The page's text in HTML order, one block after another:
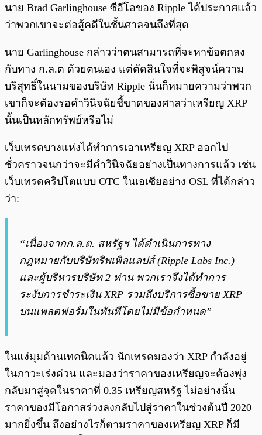
นาย Brad Garlinghouse ซีอีโอของ Ripple ได้ประกาศแล้ว
ว่าพวกเขาจะต่อสู้คดีในชั้นศาลจนถึงที่สุด
นาย Garlinghouse กล่าวว่าตนสามารถที่จะหาข้อตกลง
กับทาง ก.ล.ต ด้วยตนเอง แต่ตัดสินใจที่จะพิสูจน์ความ
บริสุทธิ์ในนามของบริษัท Ripple นั่นก็หมายความว่าพวก
เขาก็จะต้องรอคำวินิจฉัยชี้ขาดของศาลว่าเหรียญ XRP
นั้นเป็นหลักทรัพย์หรือไม่
เว็บเทรดบางแห่งได้ทำการเอาเหรียญ XRP ออกไป
ชั่วคราวจนกว่าจะมีคำวินิจฉัยอย่างเป็นทางการแล้ว เช่น
เว็บเทรดคริปโตแบบ OTC ในเอเซียอย่าง OSL ที่ได้กล่าว
ว่า:
“เนื่องจากก.ล.ต. สหรัฐฯ ได้ดำเนินการทาง
กฎหมายกับบริษัทริพเพิลแลปส์ (Ripple Labs Inc.)
และผู้บริหารบริษัท 2 ท่าน พวกเราจึงได้ทำการ
ระงับการชำระเงิน XRP รวมถึงบริการซื้อขาย XRP
บนแพลตฟอร์มในทันทีโดยไม่มีข้อกำหนด”
ในแง่มุมด้านเทคนิคแล้ว นักเทรดมองว่า XRP กำลังอยู่
ในภาวะเร่งด่วน และมองว่าราคาของเหรียญจะต้องพุ่ง
กลับมาสู่จุดในราคาที่ 0.35 เหรียญสหรัฐ ไม่อย่างนั้น
ราคาของมีโอกาสร่วงลงกลับไปสู่ราคาในช่วงต้นปี 2020
มากยิ่งขึ้น ถึงอย่างไรก็ตามราคาของเหรียญ XRP ก็มี